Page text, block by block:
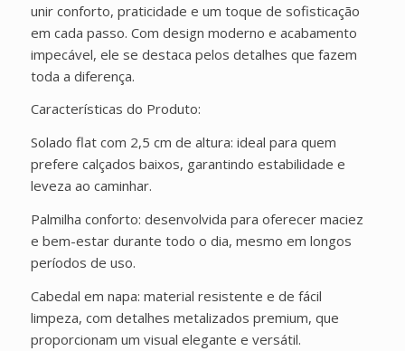
unir conforto, praticidade e um toque de sofisticação
em cada passo. Com design moderno e acabamento
impecável, ele se destaca pelos detalhes que fazem
toda a diferença.
Características do Produto:
Solado flat com 2,5 cm de altura: ideal para quem
prefere calçados baixos, garantindo estabilidade e
leveza ao caminhar.
Palmilha conforto: desenvolvida para oferecer maciez
e bem-estar durante todo o dia, mesmo em longos
períodos de uso.
Cabedal em napa: material resistente e de fácil
limpeza, com detalhes metalizados premium, que
proporcionam um visual elegante e versátil.